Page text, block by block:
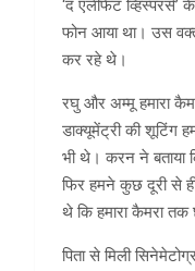
‘द एलीफेंट
फोन आया था। उस
कर रहे थे।
रघु और अम्मू हमारा
डाक्यूमेंट्री की शूटिंग
भी थे। करन ने बताया
फिर हमने कुछ दूरी से
थे कि हमारा कैमरा तक
पिता से मिली